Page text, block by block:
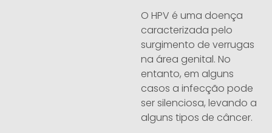
O HPV é uma doença
caracterizada pelo
surgimento de verrugas
na área genital. No
entanto, em alguns
casos a infecção pode
ser silenciosa, levando a
alguns tipos de câncer.